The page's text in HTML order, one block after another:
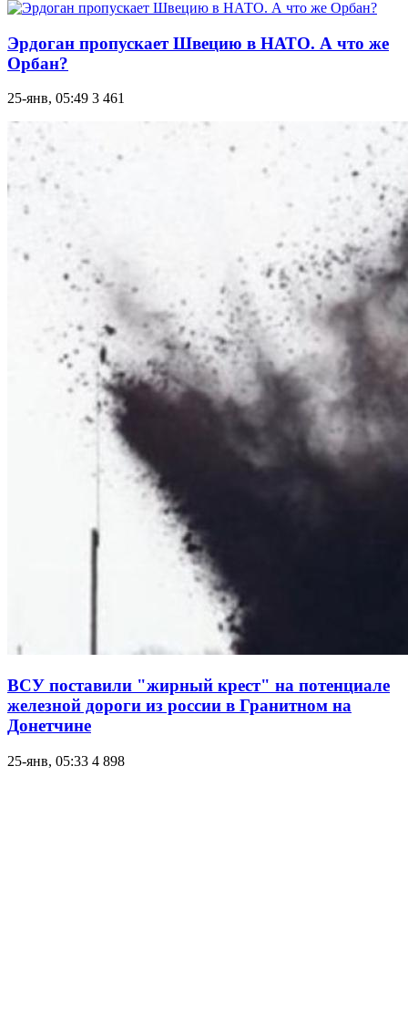
Эрдоган пропускает Швецию в НАТО. А что же
Орбан?
25-янв, 05:49 3 461
ВСУ поставили "жирный крест" на потенциале
железной дороги из россии в Гранитном на
Донетчине
25-янв, 05:33 4 898